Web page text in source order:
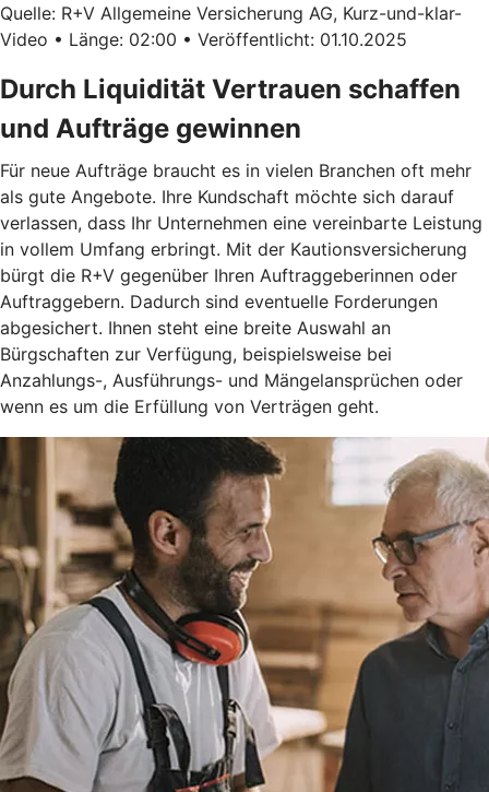
Quelle: R+V Allgemeine Versicherung AG, Kurz-und-klar-
Video • Länge: 02:00 • Veröffentlicht: 01.10.2025
Durch Liquidität Vertrauen schaffen
und Aufträge gewinnen
Für neue Aufträge braucht es in vielen Branchen oft mehr
als gute Angebote. Ihre Kundschaft möchte sich darauf
verlassen, dass Ihr Unternehmen eine vereinbarte Leistung
in vollem Umfang erbringt. Mit der Kautionsversicherung
bürgt die R+V gegenüber Ihren Auftraggeberinnen oder
Auftraggebern. Dadurch sind eventuelle Forderungen
abgesichert. Ihnen steht eine breite Auswahl an
Bürgschaften zur Verfügung, beispielsweise bei
Anzahlungs-, Ausführungs- und Mängelansprüchen oder
wenn es um die Erfüllung von Verträgen geht.